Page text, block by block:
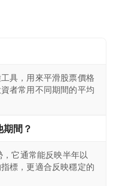
具，用來平滑股票價格
者常用不同期間的平均
間？
它通常能反映半年以
標，更適合反映穩定的